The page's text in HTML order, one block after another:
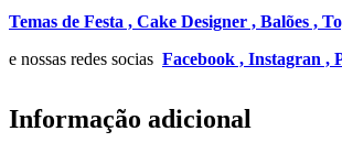
Temas de Festa , Cake Designer , Balões ,
e nossas redes socias Facebook , Instagran ,
Informação adicional